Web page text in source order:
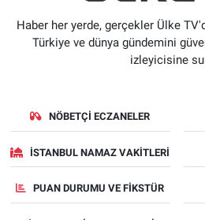
Haber her yerde, gerçekler Ülke
Türkiye ve dünya gündemini
izleyicisine
NÖBETÇI ECZANELER
İSTANBUL NAMAZ VAKITLERI
PUAN DURUMU VE FIKSTÜR